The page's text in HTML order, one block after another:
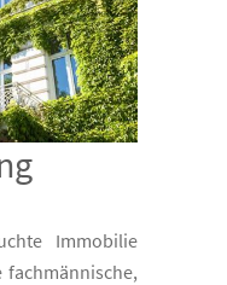
Immobilie